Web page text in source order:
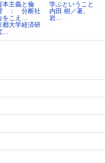
本主義と倫
： 分断社
をこえ…
都大学経済研
…
学ぶということ
内田 樹／著,
岩…